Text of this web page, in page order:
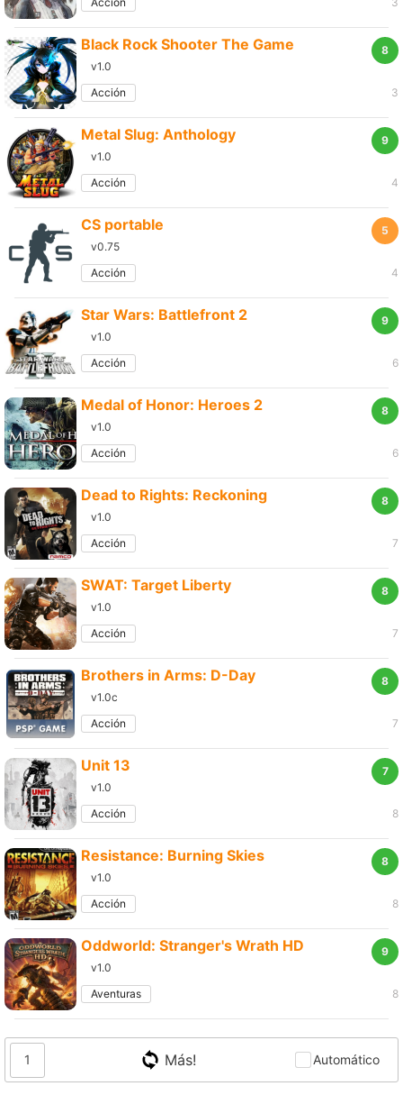
8
Black Rock Shooter The Game
v1.0
Acción
3
9
Metal Slug: Anthology
v1.0
Acción
4
5
CS portable
v0.75
Acción
4
9
Star Wars: Battlefront 2
v1.0
Acción
6
8
Medal of Honor: Heroes 2
v1.0
Acción
6
8
Dead to Rights: Reckoning
v1.0
Acción
7
8
SWAT: Target Liberty
v1.0
Acción
7
8
Brothers in Arms: D-Day
v1.0с
Acción
7
7
Unit 13
v1.0
Acción
8
8
Resistance: Burning Skies
v1.0
Acción
8
9
Oddworld: Stranger's Wrath HD
v1.0
Aventuras
8
1 Más! Automático